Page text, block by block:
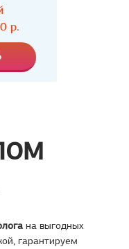
р.
на выгодных
гарантируем